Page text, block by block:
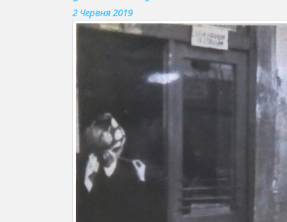
2 Червня 2019